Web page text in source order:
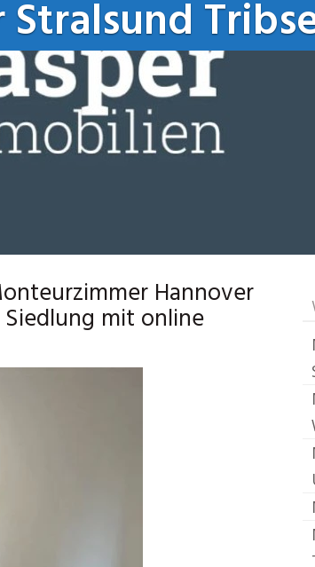
Hannover
mit online